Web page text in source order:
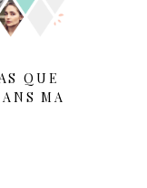
QUE
MA